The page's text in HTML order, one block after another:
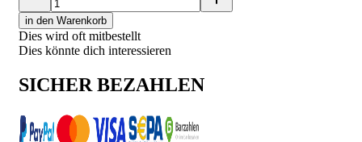
in den Warenkorb
Dies wird oft mitbestellt
Dies könnte dich interessieren
SICHER BEZAHLEN